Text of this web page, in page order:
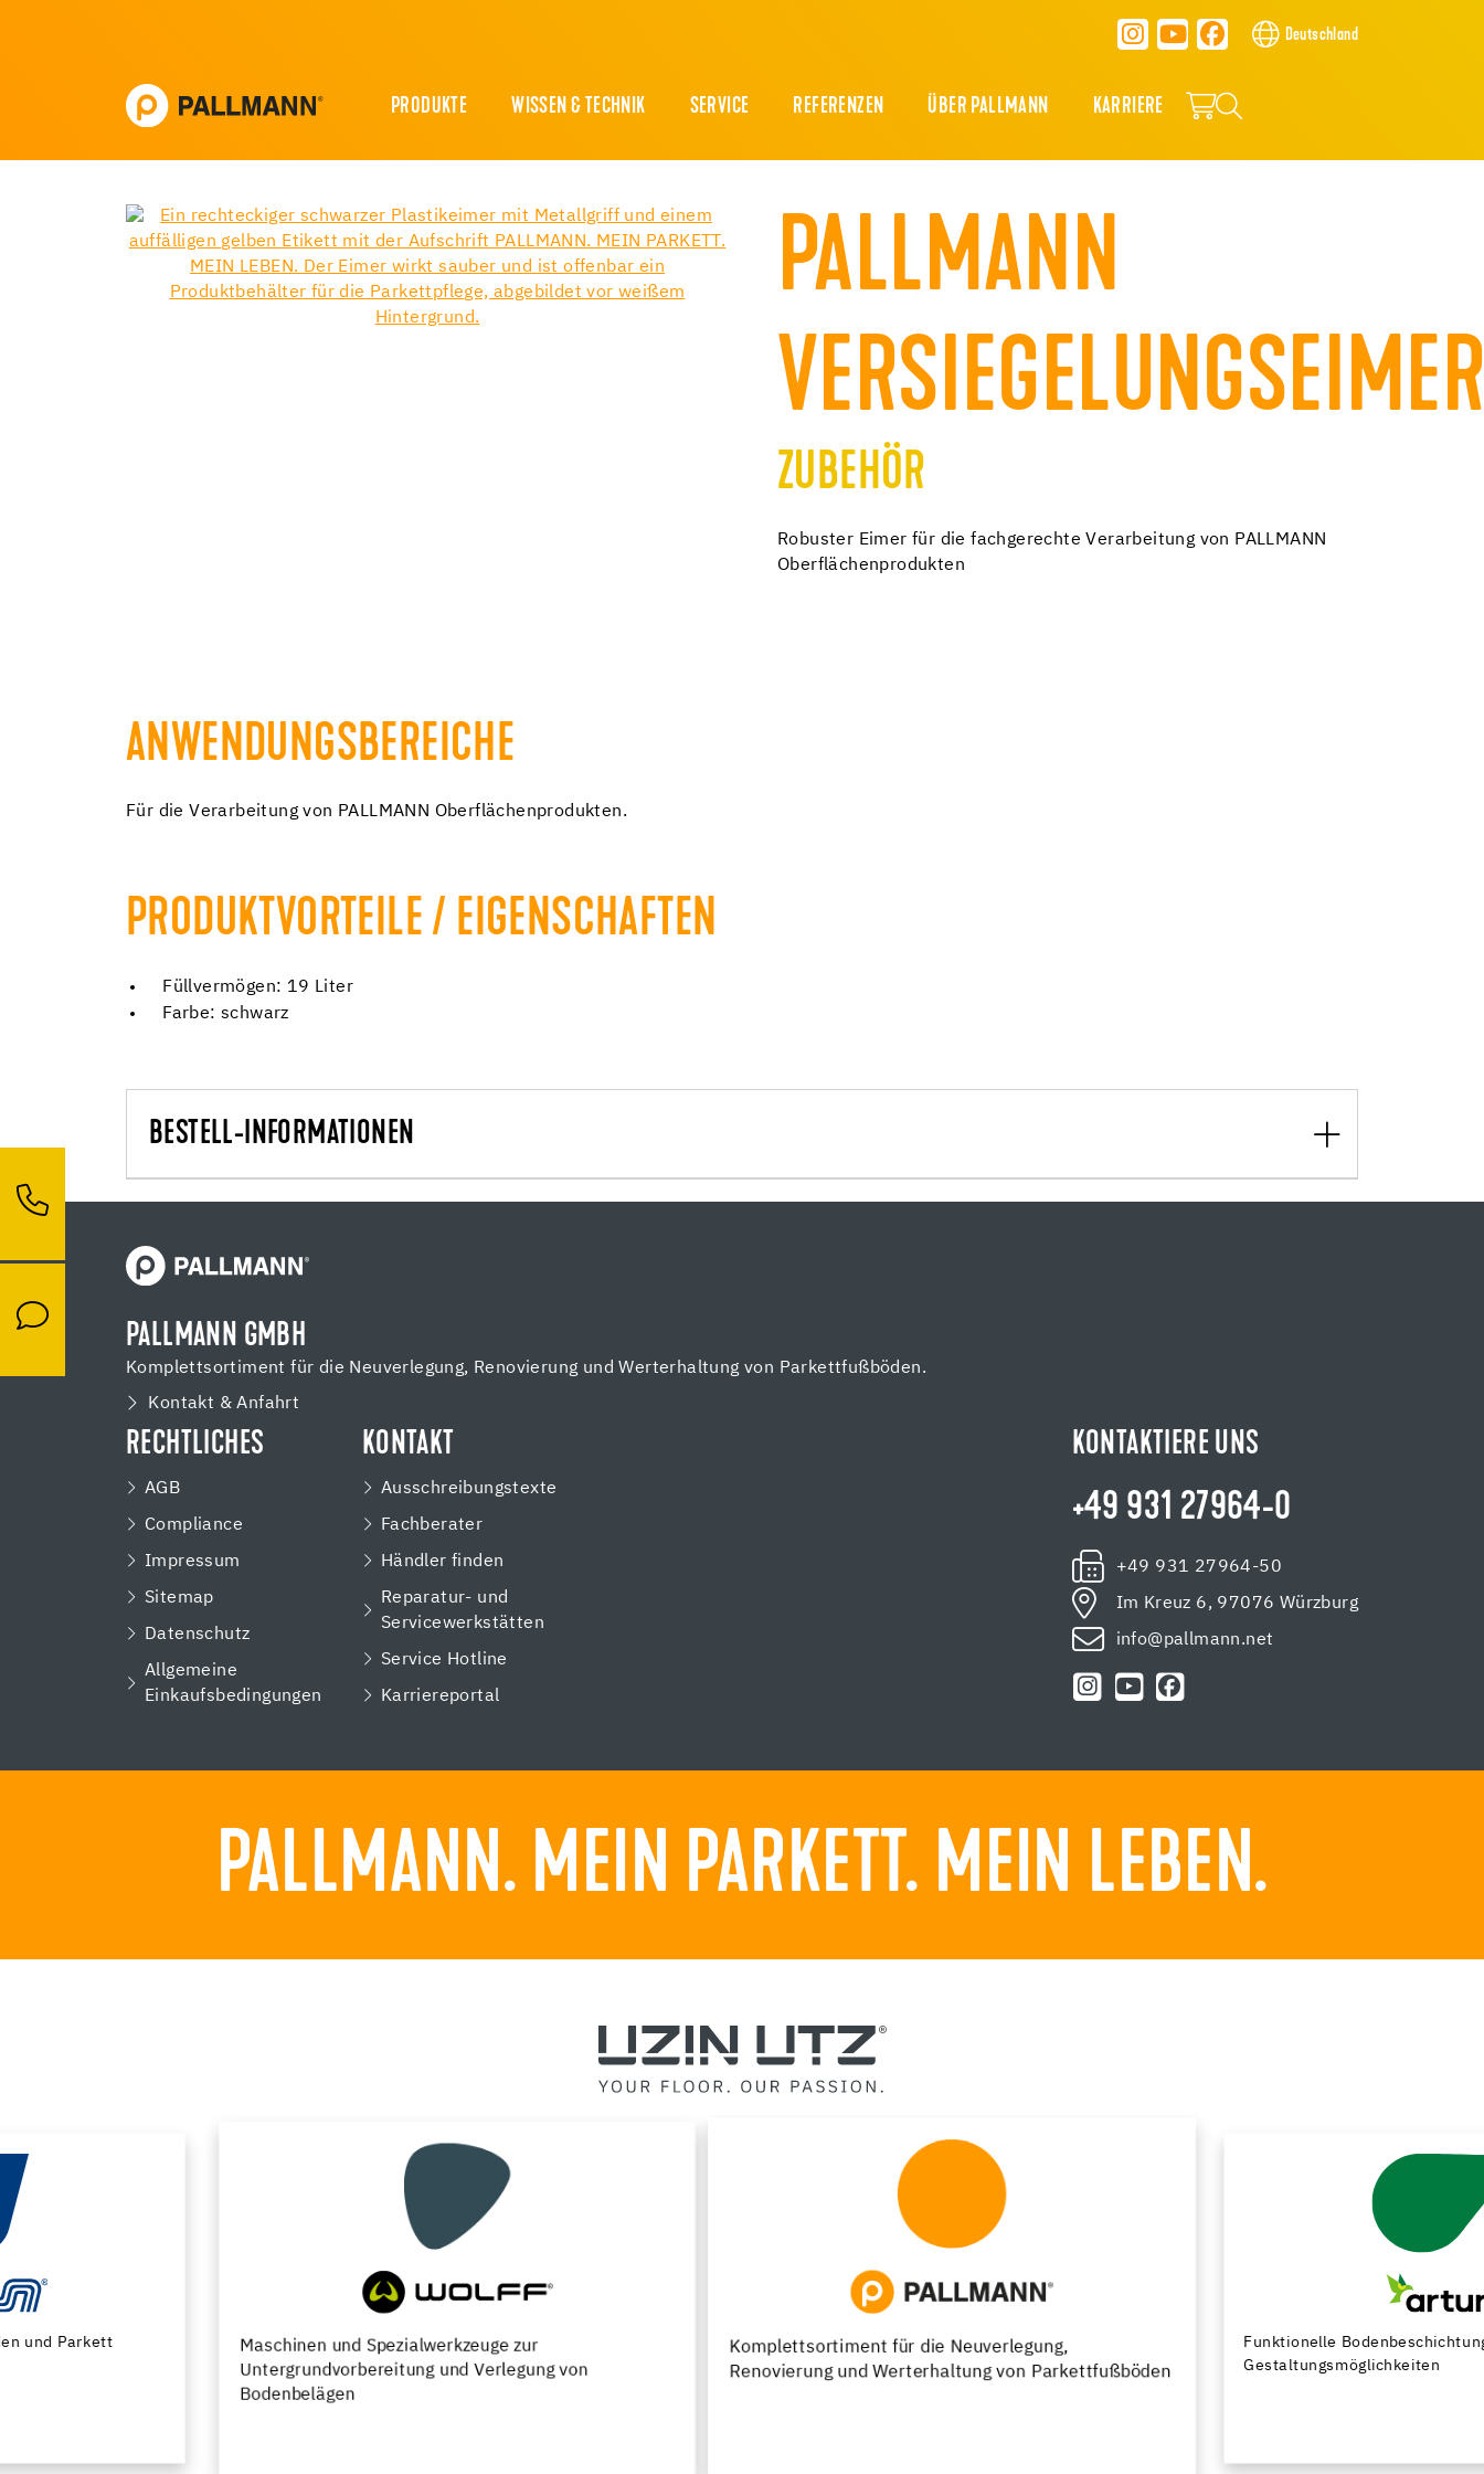
Deutschland
PRODUKTE WISSEN & TECHNIK SERVICE REFERENZEN ÜBER PALLMANN KARRIERE
PALLMANN
ZUBEHÖR
Robuster Eimer für die fachgerechte Verarbeitung von PALLMANN
Oberflächenprodukten
ANWENDUNGSBEREICHE
Für die Verarbeitung von PALLMANN Oberflächenprodukten.
PRODUKTVORTEILE / EIGENSCHAFTEN
Füllvermögen: 19 Liter
Farbe: schwarz
BESTELL-INFORMATIONEN
PALLMANN GMBH
Komplettsortiment für die Neuverlegung, Renovierung und Werterhaltung von Parkettfußböden.
Kontakt & Anfahrt
RECHTLICHES
AGB
Compliance
Impressum
Sitemap
Datenschutz
Allgemeine
Einkaufsbedingungen
KONTAKT
Ausschreibungstexte
Fachberater
Händler finden
Reparatur- und
Servicewerkstätten
Service Hotline
Karriereportal
KONTAKTIERE UNS
+49 931 27964-0
+49 931 27964-50
Im Kreuz 6, 97076 Würzburg
info@pallmann.net
PALLMANN. MEIN PARKETT. MEIN LEBEN.
Maschinen und Spezialwerkzeuge zur
Untergrundvorbereitung und Verlegung von
Komplettsortiment für die Neuverlegung,
Renovierung und Werterhaltung von Parkettfußböden
Funktionelle Bodenbeschichtungen mit vielfältigen
Gestaltungsmöglichkeiten